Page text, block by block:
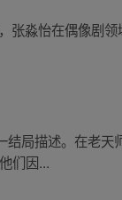
淼怡在偶像剧
局描述。在老
们因...